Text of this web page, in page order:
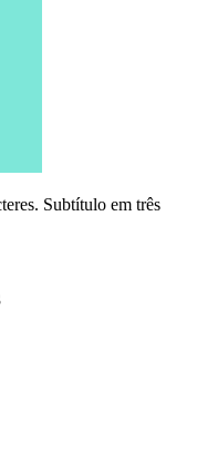
Subtítulo em três